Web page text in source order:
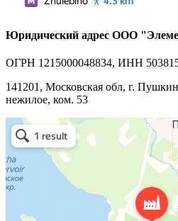
Юридический адрес ООО
ОГРН 1215000048834, ИНН
141201, Московская обл, г.
нежилое, ком. 53
Элементто
Металлообработка в Пушкино
Металлоизделия в Пушкино